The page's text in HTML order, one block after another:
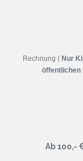
Rechnung ( Nur
öffentlichen
Ab 100,-